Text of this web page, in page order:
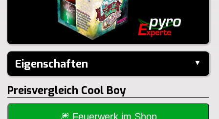
Eigenschaften ▼
Hersteller:
Weco
Performance:
I-Shape
Kaliber:
25mm
Schuss:
16
40m
Preisvergleich Cool Boy
🎆 Feuerwerk im Shop